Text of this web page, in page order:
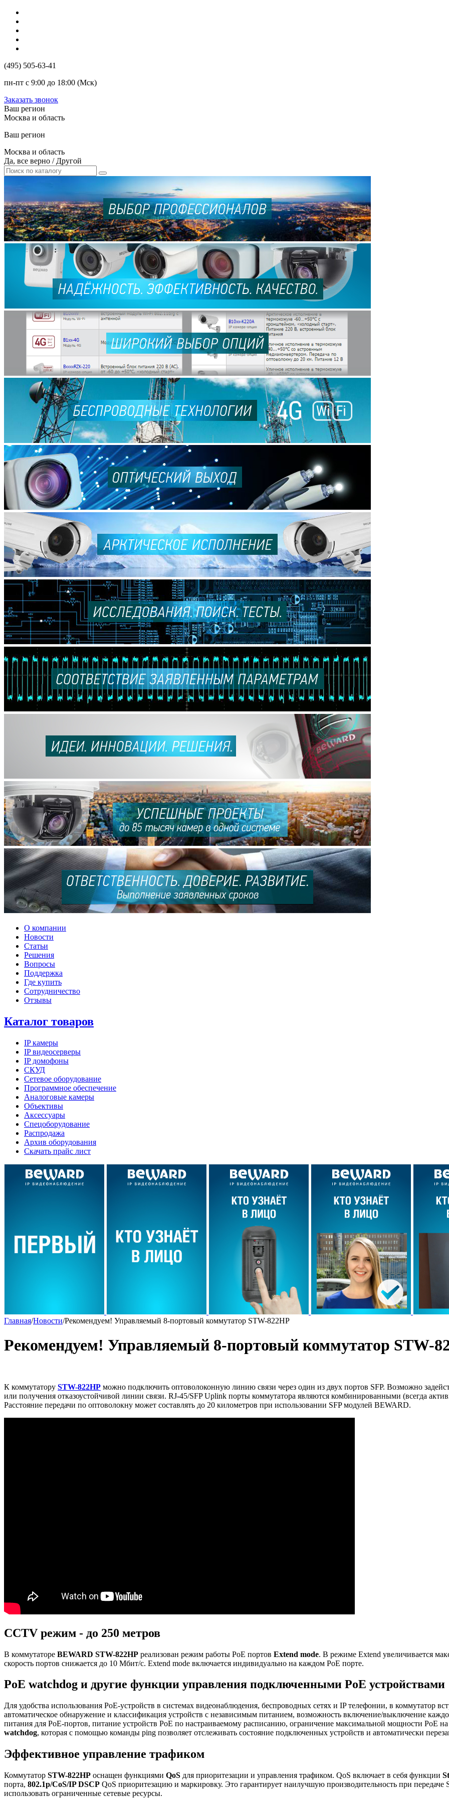
(495) 505-63-41
пн-пт с 9:00 до 18:00 (Мск)
Заказать звонок
Ваш регион
Москва и область
Ваш регион
Москва и область
Да, все верно / Другой
О компании
Новости
Статьи
Решения
Вопросы
Поддержка
Где купить
Сотрудничество
Отзывы
Каталог товаров
IP камеры
IP видеосерверы
IP домофоны
СКУД
Сетевое оборудование
Программное обеспечение
Аналоговые камеры
Объективы
Аксессуары
Спецоборудование
Распродажа
Архив оборудования
Скачать прайс лист
Главная/Новости/Рекомендуем! Управляемый 8-портовый коммутатор STW-822HP
Рекомендуем! Управляемый 8-портовый коммутатор STW-
К коммутатору STW-822HP можно подключить оптоволоконную линию связи через один из двух портов SFP. Возможно
или получения отказоустойчивой линии связи. RJ-45/SFP Uplink порты коммутатора являются комбинированными (всегда
Расстояние передачи по оптоволокну может составлять до 20 километров при использовании SFP модулей BEWARD.
CCTV режим - до 250 метров
В коммутаторе BEWARD STW-822HP реализован режим работы PoE портов Extend mode. В режиме Extend увеличивается
скорость портов снижается до 10 Мбит/с. Extend mode включается индивидуально на каждом PoE порте.
PoE watchdog и другие функции управления подключенными PoE устройствами
Для удобства использования PoE-устройств в системах видеонаблюдения, беспроводных сетях и IP телефонии, в коммутатор
автоматическое обнаружение и классификация устройств с независимым питанием, возможность включение/выключение
питания для PoE-портов, питание устройств PoE по настраиваемому расписанию, ограничение максимальной мощности PoE
watchdog, которая с помощью команды ping позволяет отслеживать состояние подключенных устройств и автоматически
Эффективное управление трафиком
Коммутатор STW-822HP оснащен функциями QoS для приоритезации и управления трафиком. QoS включает в себя функции
порта, 802.1p/CoS/IP DSCP QoS приоритезацию и маркировку. Это гарантирует наилучшую производительность при
использовать ограниченные сетевые ресурсы.